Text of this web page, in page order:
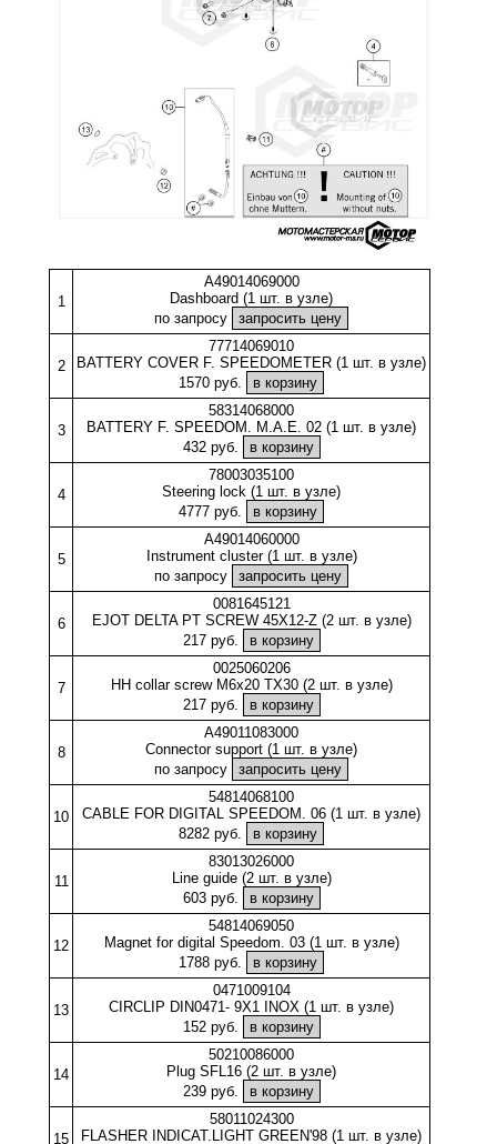
1
A49014069000
Dashboard (1 шт. в узле)
по запросу
2
77714069010
BATTERY COVER F. SPEEDOMETER (1 шт. в узле)
1570 руб.
3
58314068000
BATTERY F. SPEEDOM. M.A.E. 02 (1 шт. в узле)
432 руб.
4
78003035100
Steering lock (1 шт. в узле)
4777 руб.
5
A49014060000
Instrument cluster (1 шт. в узле)
по запросу
6
0081645121
EJOT DELTA PT SCREW 45X12-Z (2 шт. в узле)
217 руб.
7
0025060206
HH collar screw M6x20 TX30 (2 шт. в узле)
217 руб.
8
A49011083000
Connector support (1 шт. в узле)
по запросу
10
54814068100
CABLE FOR DIGITAL SPEEDOM. 06 (1 шт. в узле)
8282 руб.
11
83013026000
Line guide (2 шт. в узле)
603 руб.
12
54814069050
Magnet for digital Speedom. 03 (1 шт. в узле)
1788 руб.
13
0471009104
CIRCLIP DIN0471- 9X1 INOX (1 шт. в узле)
152 руб.
14
50210086000
Plug SFL16 (2 шт. в узле)
239 руб.
15
58011024300
FLASHER INDICAT.LIGHT GREEN'98 (1 шт. в узле)